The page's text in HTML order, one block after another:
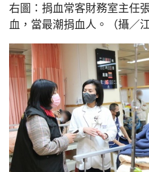
右圖：捐血常客財務室主任
血，當最潮捐血人。（攝／江